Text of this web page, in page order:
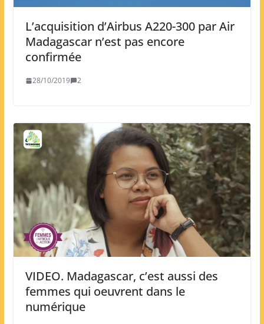
L’acquisition d’Airbus A220-300 par Air
Madagascar n’est pas encore
confirmée
28/10/2019 2
VIDEO. Madagascar, c’est aussi des
femmes qui oeuvrent dans le
numérique